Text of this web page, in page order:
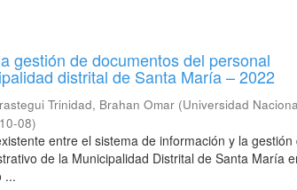
gestión de documentos del personal
distrital de Santa María – 2022
Trinidad, Brahan Omar (Universidad
08)
entre el sistema de información y la gestión
de la Municipalidad Distrital de Santa María
...